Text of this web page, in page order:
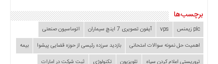
برچسب‌ها
plc زیمنس vps آیفون تصویری 7 اینچ سیماران
اتوماسیون صنعتی
اهمیت حل نمونه سوالات امتحانی
بازدید سرزده‌ رئیسی از حوزه قضایی ‌پیشوا
بیمه
تروریستی اعلام کردن سپاه
تلویزیون تکنولوژی
ثبت شرکت در امارات